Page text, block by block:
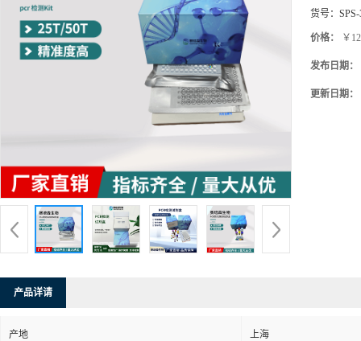
货号：
价格： ￥
发布日期：
更新日期：
产品详请
产地 上海